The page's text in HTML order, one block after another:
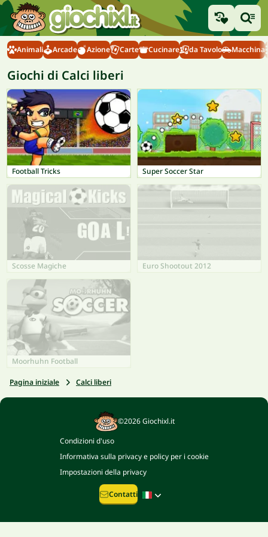
Animali Arcade Azione Carte Cucinare da Tavolo Macchina
Giochi di Calci liberi
Football Tricks Super Soccer Star
Scosse Magiche Euro Shootout 2012
Moorhuhn Football
Pagina iniziale Calci liberi
©2026 Giochixl.it
Condizioni d'uso
Informativa sulla privacy e policy per i cookie
Impostazioni della privacy
Contatti